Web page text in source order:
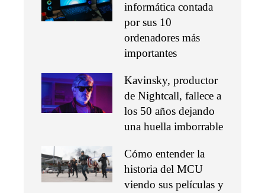
informática contada
por sus 10
ordenadores más
importantes
Kavinsky, productor
de Nightcall, fallece a
los 50 años dejando
una huella imborrable
Cómo entender la
historia del MCU
viendo sus películas y